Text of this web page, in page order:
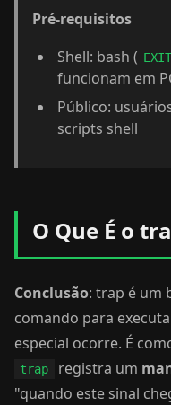
Pré-requisitos
Shell: bash ( EXIT
funcionam em
Público:
scripts shell
O Que É o
Conclusão: trap é um
comando para
especial ocorre. É
trap registra um
"quando este sinal